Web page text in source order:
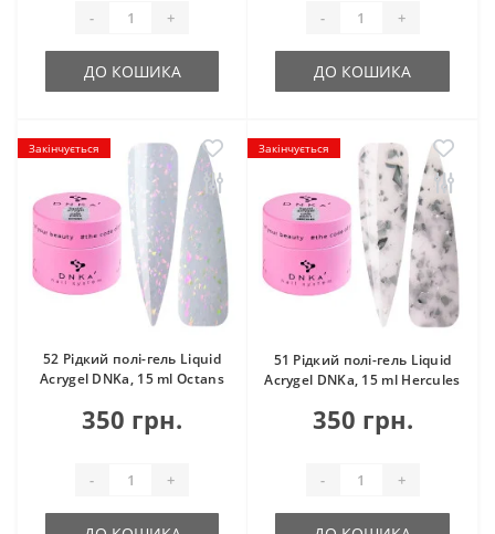
- +
ДО КОШИКА
- +
ДО КОШИКА
Закінчується
52 Рідкий полі-гель Liquid
Acrygel DNKa, 15 ml Octans
350 грн.
- +
Закінчується
51 Рідкий полі-гель Liquid
Acrygel DNKa, 15 ml Hercules
350 грн.
- +